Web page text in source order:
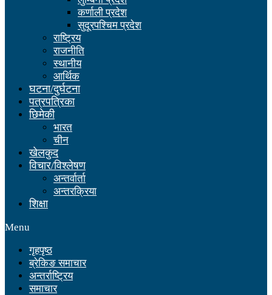
कर्णाली प्रदेश
सुदूरपश्चिम प्रदेश
राष्ट्रिय
राजनीति
स्थानीय
आर्थिक
घटना/दुर्घटना
पत्रपत्रिका
छिमेकी
भारत
चीन
खेलकुद
विचार/विश्लेषण
अन्तर्वार्ता
अन्तरक्रिया
शिक्षा
Menu
गृहपृष्ठ
ब्रेकिङ समाचार
अन्तर्राष्ट्रिय
समाचार